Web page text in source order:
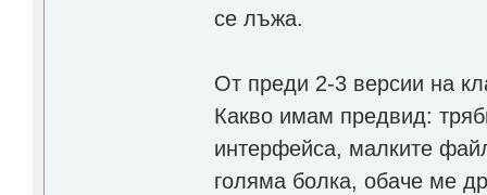
се лъжа.
От преди 2-3 версии на
Какво имам предвид:
интерфейса, малките
голяма болка, обаче ме